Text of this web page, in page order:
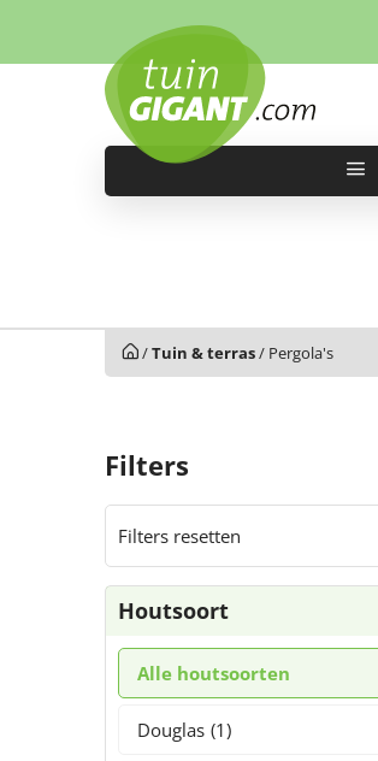
/Tuin & terras/ Pergola's
Filters
Filters resetten
Houtsoort
Alle houtsoorten
Douglas (1)